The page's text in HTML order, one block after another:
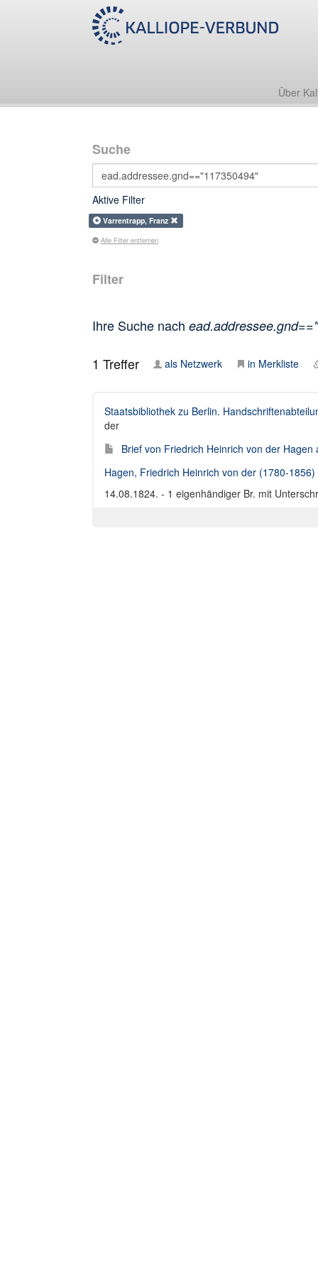
Über
Suche
Aktive Filter
Varrentrapp, Franz
Alle Filter entfernen
Filter
Ihre Suche nach
1 Treffer als Netzwerk in Merkliste
Staatsbibliothek zu Berlin.
der
Brief von Friedrich Heinrich von der
Hagen, Friedrich Heinrich von der (1780-1856)
14.08.1824. - 1 eigenhändiger Br. mit